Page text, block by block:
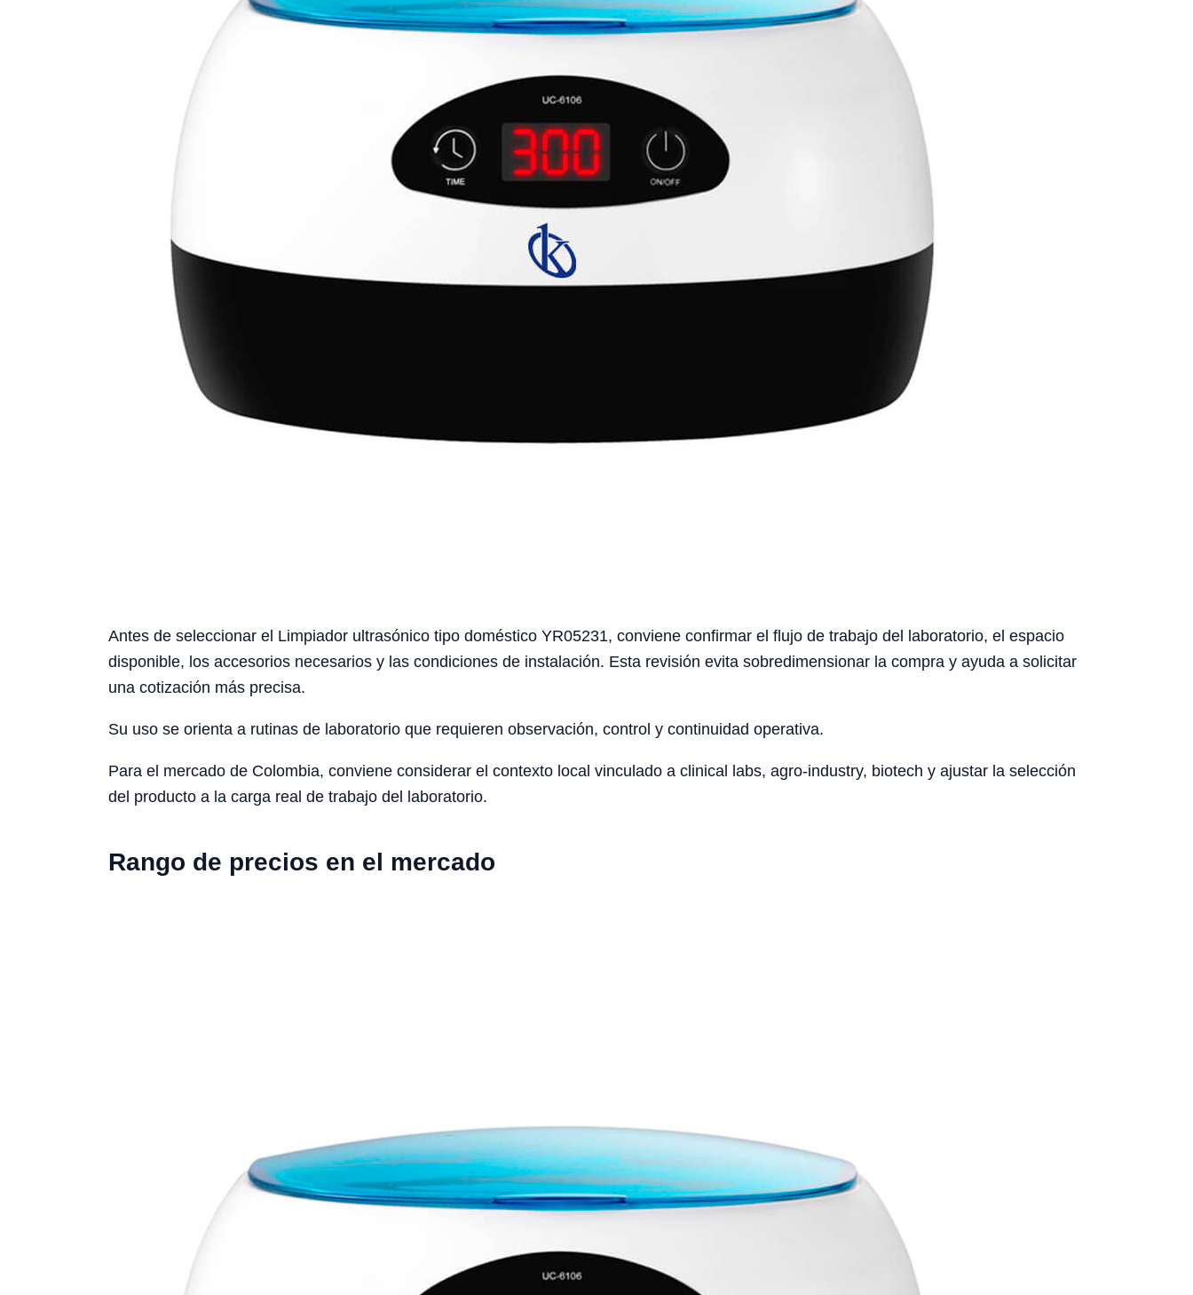
Antes de seleccionar el Limpiador ultrasónico tipo doméstico YR05231, conviene confirmar el flujo de trabajo del laboratorio, el espacio
disponible, los accesorios necesarios y las condiciones de instalación. Esta revisión evita sobredimensionar la compra y ayuda a solicitar
una cotización más precisa.
Su uso se orienta a rutinas de laboratorio que requieren observación, control y continuidad operativa.
Para el mercado de Colombia, conviene considerar el contexto local vinculado a clinical labs, agro-industry, biotech y ajustar la selección
del producto a la carga real de trabajo del laboratorio.
Rango de precios en el mercado